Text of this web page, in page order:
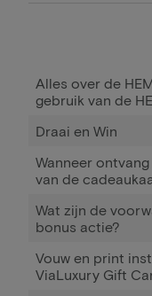
Alles over de
gebruik van de
Draai en Win
Wanneer
van de
Wat zijn de
bonus actie?
Vouw en print
ViaLuxury Gift